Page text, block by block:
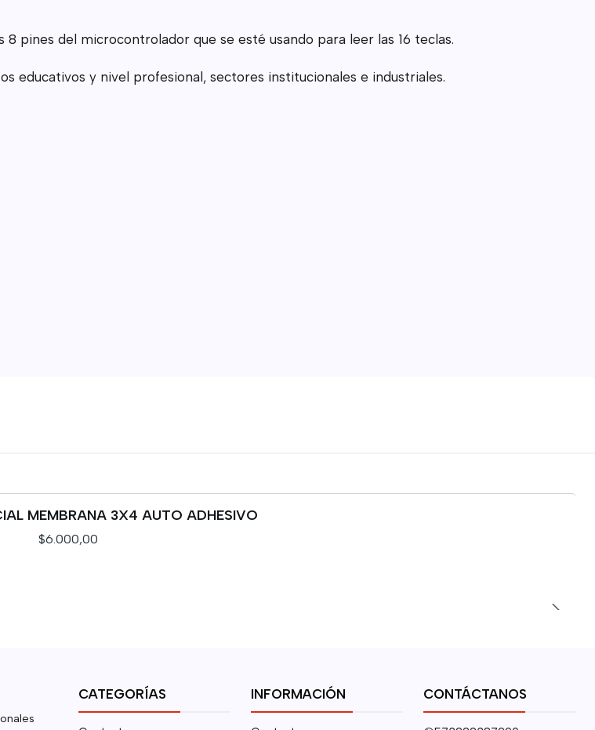
pines del microcontrolador que se esté usando para leer las 16 teclas.
educativos y nivel profesional, sectores institucionales e industriales.
MEMBRANA 3X4 AUTO ADHESIVO
$6.000,00
CATEGORÍAS INFORMACIÓN CONTÁCTANOS